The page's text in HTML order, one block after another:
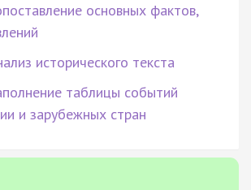
основных фактов,
исторического текста
таблицы событий
и зарубежных стран